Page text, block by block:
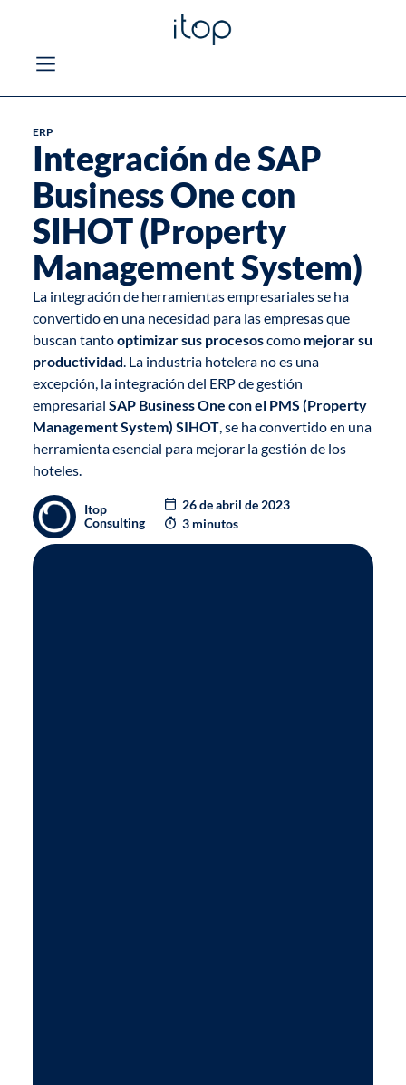
ERP
Integración de SAP
Business One con
SIHOT (Property
Management System)
La integración de herramientas empresariales se ha
convertido en una necesidad para las empresas que
buscan tantooptimizar sus procesoscomo mejorar su
productividad. La industria hotelera no es una
excepción, la integración del ERP de gestión
empresarial SAP Business One con el PMS (Property
Management System) SIHOT, se ha convertido en una
herramienta esencial para mejorar la gestión de los
hoteles.
Itop
Consulting
26 de abril de 2023
3 minutos